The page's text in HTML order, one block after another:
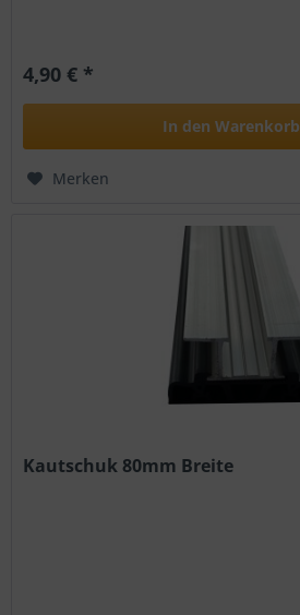
4,90 € *
In den Warenkorb
Merken
Kautschuk 80mm Breite